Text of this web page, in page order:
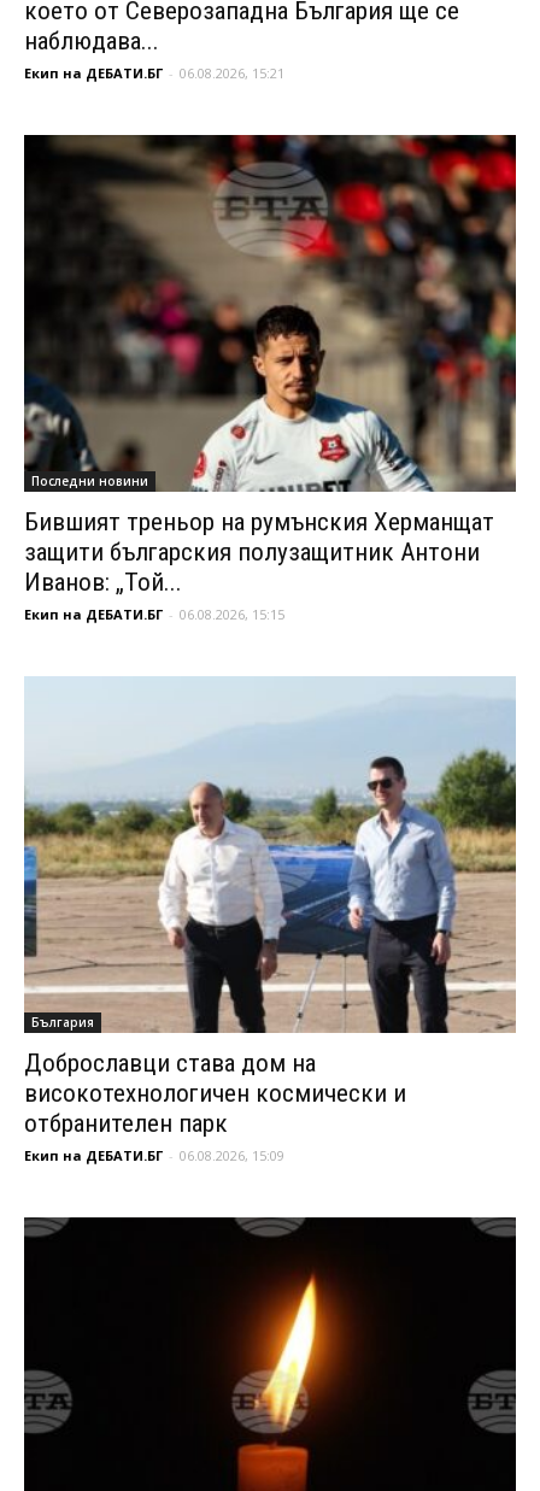
което от Северозападна България ще се
наблюдава...
Екип на ДЕБАТИ.БГ - 06.08.2026, 15:21
Последни новини
Бившият треньор на румънския Херманщат
защити българския полузащитник Антони
Иванов: „Той...
Екип на ДЕБАТИ.БГ - 06.08.2026, 15:15
България
Доброславци става дом на
високотехнологичен космически и
отбранителен парк
Екип на ДЕБАТИ.БГ - 06.08.2026, 15:09